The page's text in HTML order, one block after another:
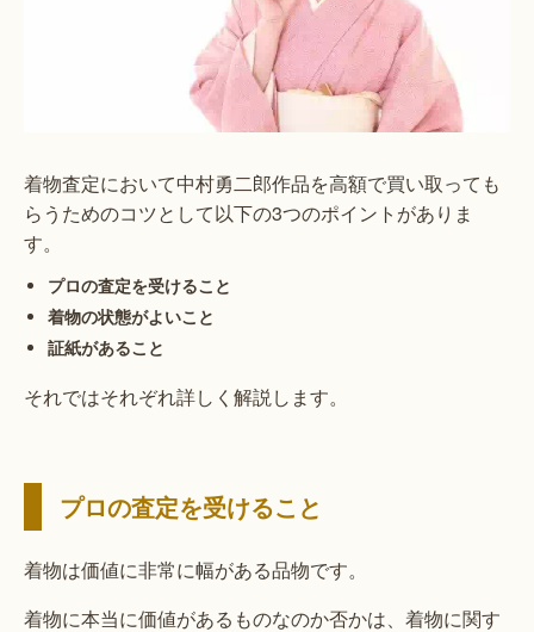
着物査定において中村勇二郎作品を高額で買い取っても
らうためのコツとして以下の3つのポイントがありま
す。
プロの査定を受けること
着物の状態がよいこと
証紙があること
それではそれぞれ詳しく解説します。
プロの査定を受けること
着物は価値に非常に幅がある品物です。
着物に本当に価値があるものなのか否かは、着物に関す